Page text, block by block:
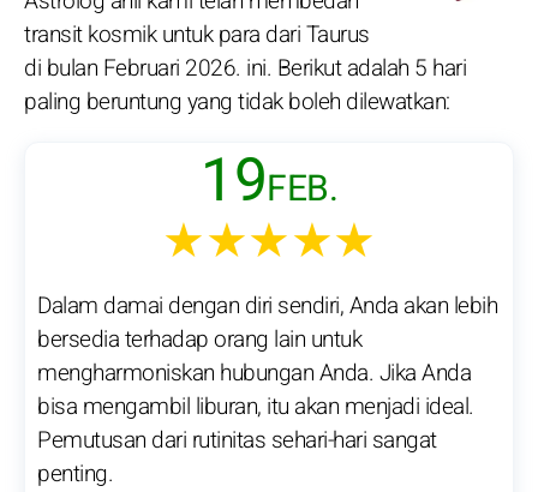
transit kosmik untuk para dari Taurus
di bulan Februari 2026. ini. Berikut adalah 5 hari
paling beruntung yang tidak boleh dilewatkan:
19FEB.
★★★★★
Dalam damai dengan diri sendiri, Anda akan lebih
bersedia terhadap orang lain untuk
mengharmoniskan hubungan Anda. Jika Anda
bisa mengambil liburan, itu akan menjadi ideal.
Pemutusan dari rutinitas sehari-hari sangat
penting.